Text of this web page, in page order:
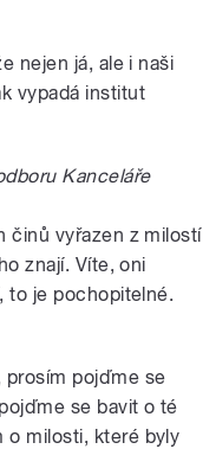
nejen já, ale i naši
vypadá institut
Kanceláře
činů vyřazen z milostí
znají. Víte, oni
to je pochopitelné.
prosím pojďme se
se bavit o té
o milosti, které byly